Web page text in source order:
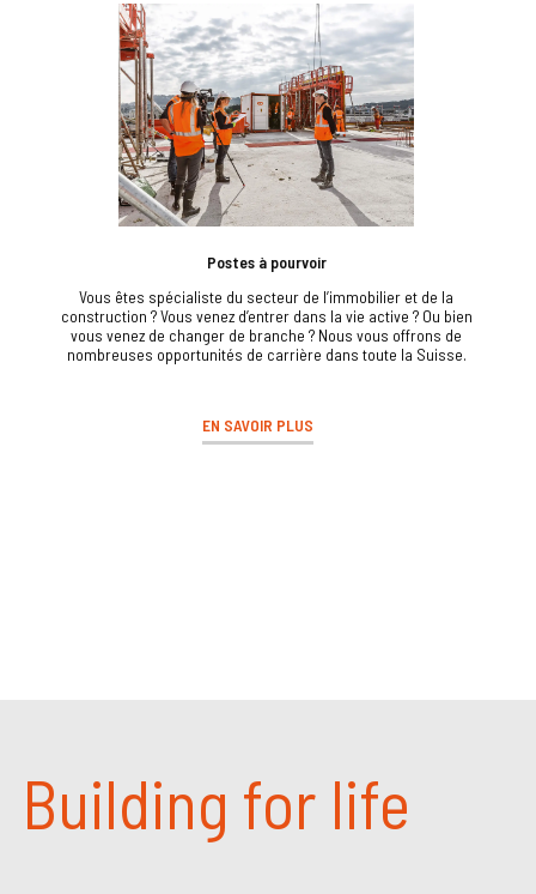
Postes à pourvoir
Vous êtes spécialiste du secteur de l’immobilier et de la
construction ? Vous venez d’entrer dans la vie active ? Ou bien
vous venez de changer de branche ? Nous vous offrons de
nombreuses opportunités de carrière dans toute la Suisse.
EN SAVOIR PLUS
Building for life